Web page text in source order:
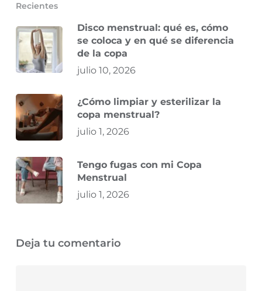
Recientes
Disco menstrual: qué es, cómo
se coloca y en qué se diferencia
de la copa
julio 10, 2026
¿Cómo limpiar y esterilizar la
copa menstrual?
julio 1, 2026
Tengo fugas con mi Copa
Menstrual
julio 1, 2026
Deja tu comentario